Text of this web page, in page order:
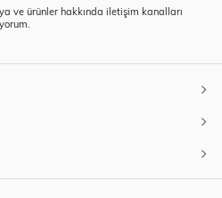
ve ürünler hakkında iletişim kanalları